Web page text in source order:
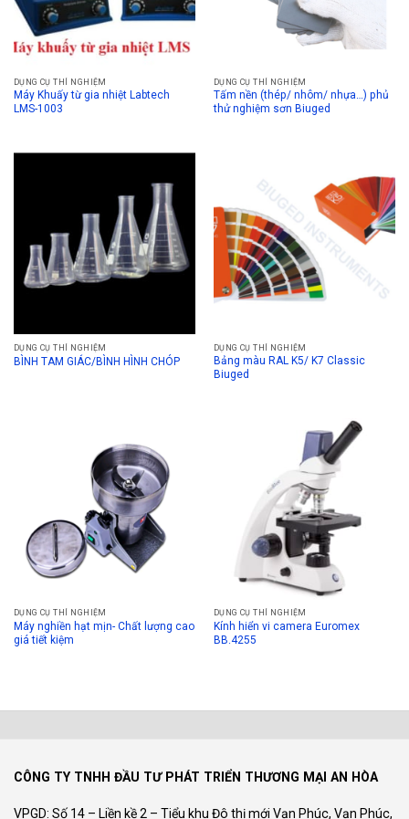
DỤNG CỤ THÍ NGHIỆM
Máy Khuấy từ gia nhiệt Labtech
LMS-1003
DỤNG CỤ THÍ NGHIỆM
Tấm nền (thép/ nhôm/ nhựa…) phủ
thử nghiệm sơn Biuged
DỤNG CỤ THÍ NGHIỆM
BÌNH TAM GIÁC/BÌNH HÌNH CHÓP
DỤNG CỤ THÍ NGHIỆM
Bảng màu RAL K5/ K7 Classic
Biuged
DỤNG CỤ THÍ NGHIỆM
Máy nghiền hạt mịn- Chất lượng cao
giá tiết kiệm
DỤNG CỤ THÍ NGHIỆM
Kính hiển vi camera Euromex
BB.4255
CÔNG TY TNHH ĐẦU TƯ PHÁT TRIỂN THƯƠNG MẠI AN HÒA
VPGD: Số 14 – Liền kề 2 – Tiểu khu Đô thị mới Vạn Phúc, Vạn Phúc,